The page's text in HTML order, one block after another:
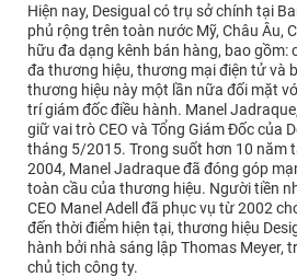
Hiện nay, Desigual có trụ sở chính tại
phủ rộng trên toàn nước Mỹ, Châu Âu,
hữu đa dạng kênh bán hàng, bao gồm:
đa thương hiệu, thương mại điện tử và
thương hiệu này một lần nữa đối mặt
trí giám đốc điều hành. Manel
giữ vai trò CEO và Tổng Giám Đốc của
tháng 5/2015. Trong suốt hơn 10 năm
2004, Manel Jadraque đã đóng góp
toàn cầu của thương hiệu. Người tiền
CEO Manel Adell đã phục vụ từ 2002
đến thời điểm hiện tại, thương hiệu
hành bởi nhà sáng lập Thomas Meyer,
chủ tịch công ty.